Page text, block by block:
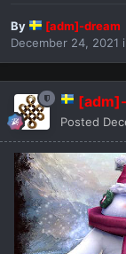
By
[adm]-dream
December 24, 2021
Posted